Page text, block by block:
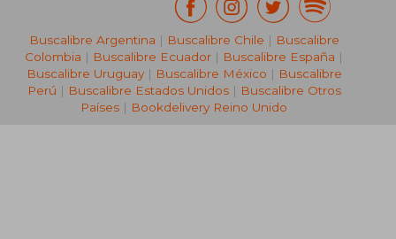
₡ 28.504
Buscalibre Argentina | Buscalibre Chile | Buscalibre
Colombia | Buscalibre Ecuador | Buscalibre España |
Buscalibre Uruguay| Buscalibre México | Buscalibre
Perú | Buscalibre Estados Unidos| Buscalibre Otros
Países | Bookdelivery Reino Unido